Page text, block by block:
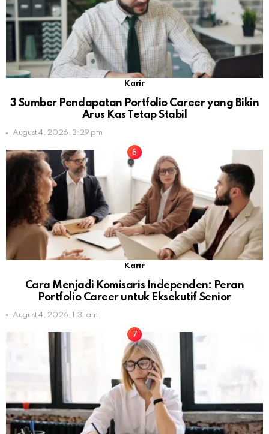
Karir
3 Sumber Pendapatan Portfolio Career yang Bikin
Arus Kas Tetap Stabil
August 4, 2026, 3:29 pm
Karir
Cara Menjadi Komisaris Independen: Peran
Portfolio Career untuk Eksekutif Senior
August 4, 2026, 1:31 am